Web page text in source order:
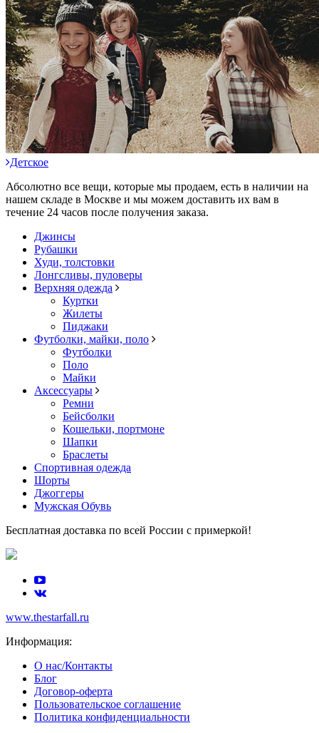
Детское
Абсолютно все вещи, которые мы продаем, есть в наличии на
нашем складе в Москве и мы можем доставить их вам в
течение 24 часов после получения заказа.
Джинсы
Рубашки
Худи, толстовки
Лонгсливы, пуловеры
Верхняя одежда
Куртки
Жилеты
Пиджаки
Футболки, майки, поло
Футболки
Поло
Майки
Аксессуары
Ремни
Бейсболки
Кошельки, портмоне
Шапки
Браслеты
Спортивная одежда
Шорты
Джоггеры
Мужская Обувь
Бесплатная доставка по всей России с примеркой!
www.thestarfall.ru
Информация:
О нас/Контакты
Блог
Договор-оферта
Пользовательское соглашение
Политика конфиденциальности